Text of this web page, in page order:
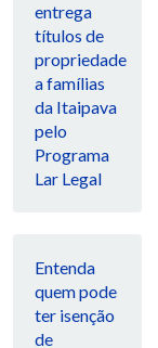
entrega
títulos de
propriedade
a famílias
da Itaipava
pelo
Programa
Lar Legal
Entenda
quem pode
ter isenção
de